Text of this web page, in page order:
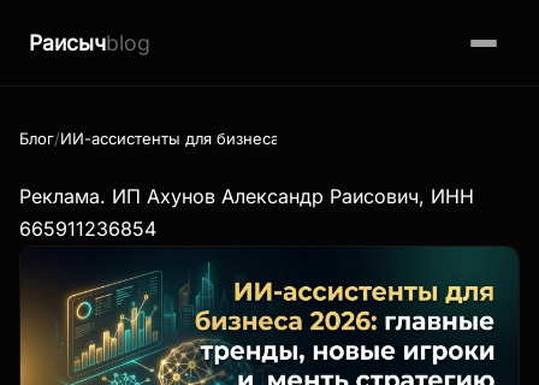
Раисычblog
Блог ИИ-ассистенты для бизнеса 2026: главные тренды, новые
Реклама. ИП Ахунов Александр Раисович, ИНН
665911236854